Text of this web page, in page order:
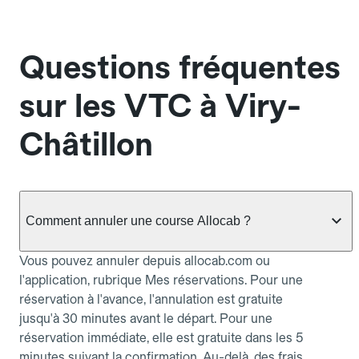
Questions fréquentes
sur les VTC à Viry-
Châtillon
Comment annuler une course Allocab ?
Vous pouvez annuler depuis allocab.com ou
l'application, rubrique Mes réservations. Pour une
réservation à l'avance, l'annulation est gratuite
jusqu'à 30 minutes avant le départ. Pour une
réservation immédiate, elle est gratuite dans les 5